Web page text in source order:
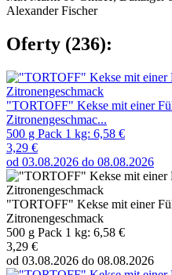
Alexander Fischer
Oferty (236):
"TORTOFF" Kekse mit einer
Zitronengeschmac...
500 g Pack 1 kg: 6,58 €
3,29 €
od 03.08.2026 do 08.08.2026
"TORTOFF" Kekse mit einer
Zitronengeschmack
500 g Pack 1 kg: 6,58 €
3,29 €
od 03.08.2026 do 08.08.2026